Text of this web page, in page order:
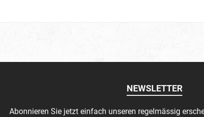
NEWSLETTER
Abonnieren Sie jetzt einfach unseren regelmässig